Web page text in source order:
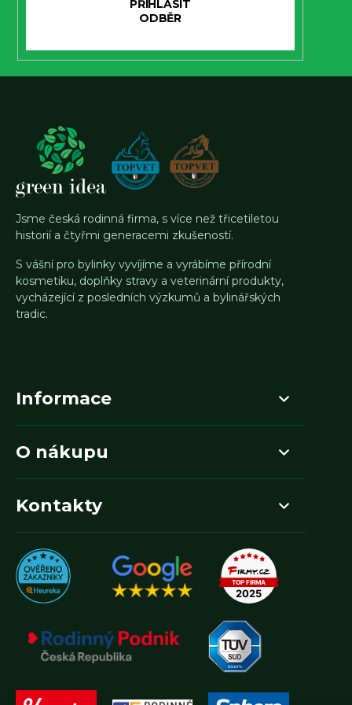
PŘIHLÁSIT
Jsme česká rodinná firma, s více než třicetiletou
historií a čtyřmi generacemi zkušeností.
S vášní pro bylinky vyvíjíme a vyrábíme přírodní
kosmetiku, doplňky stravy a veterinární produkty,
vycházející z posledních výzkumů a bylinářských
tradic.
Informace
O nákupu
Kontakty